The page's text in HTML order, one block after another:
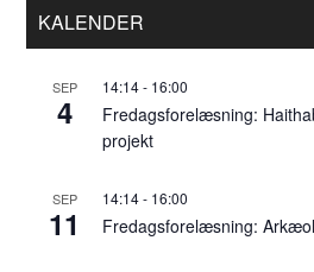
Primær
Sidebar
KALENDER
SEP
4
14:14- 16:00
Fredagsforelæsning:
projekt
SEP
11
14:14- 16:00
Fredagsforelæsning: